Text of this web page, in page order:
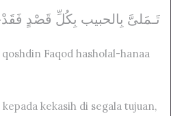
ﺗَـﻤَﻠﻰَّ ﺑِﺎلحبيب ﺑِﻜُﻞِّ ﻗَﺼْﺪٍ
Faqod hasholal-hanaa
kekasih di segala tujuan,